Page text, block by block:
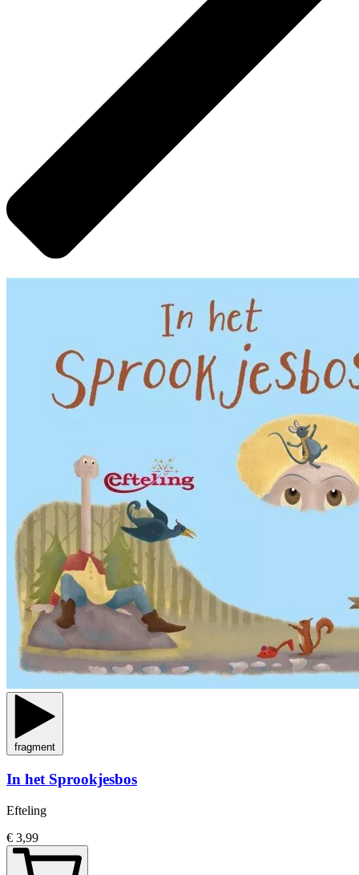
fragment
In het Sprookjesbos
Efteling
€ 3,99